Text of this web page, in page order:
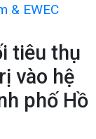
& EWEC
tiêu thụ
vào hệ
phố Hồ